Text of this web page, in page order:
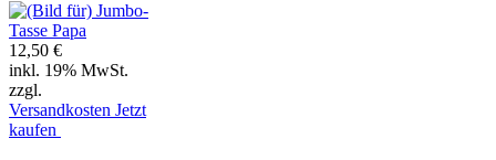
12,50 €
inkl. 19% MwSt.
zzgl.
Versandkosten Jetzt
kaufen